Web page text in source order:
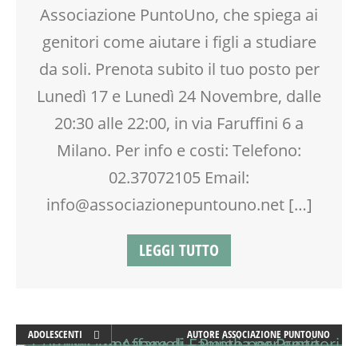
PEDAGOGIA
SCUOLA
SOCIALIZZAZIONE
SPAZIO
TEMPO LIBERO
VIA FARUFFINI
Associazione PuntoUno, che spiega ai
genitori come aiutare i figli a studiare
da soli. Prenota subito il tuo posto per
Lunedì 17 e Lunedì 24 Novembre, dalle
20:30 alle 22:00, in via Faruffini 6 a
Milano. Per info e costi: Telefono:
02.37072105 Email:
info@associazionepuntouno.net […]
LEGGI TUTTO
ADOLESCENTI
AUTORE ASSOCIAZIONE PUNTOUNO